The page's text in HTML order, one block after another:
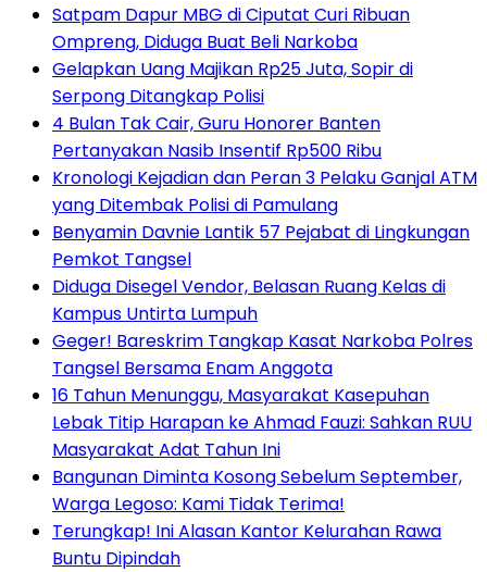
Satpam Dapur MBG di Ciputat Curi Ribuan
Ompreng, Diduga Buat Beli Narkoba
Gelapkan Uang Majikan Rp25 Juta, Sopir di
Serpong Ditangkap Polisi
4 Bulan Tak Cair, Guru Honorer Banten
Pertanyakan Nasib Insentif Rp500 Ribu
Kronologi Kejadian dan Peran 3 Pelaku Ganjal ATM
yang Ditembak Polisi di Pamulang
Benyamin Davnie Lantik 57 Pejabat di Lingkungan
Pemkot Tangsel
Diduga Disegel Vendor, Belasan Ruang Kelas di
Kampus Untirta Lumpuh
Geger! Bareskrim Tangkap Kasat Narkoba Polres
Tangsel Bersama Enam Anggota
16 Tahun Menunggu, Masyarakat Kasepuhan
Lebak Titip Harapan ke Ahmad Fauzi: Sahkan RUU
Masyarakat Adat Tahun Ini
Bangunan Diminta Kosong Sebelum September,
Warga Legoso: Kami Tidak Terima!
Terungkap! Ini Alasan Kantor Kelurahan Rawa
Buntu Dipindah